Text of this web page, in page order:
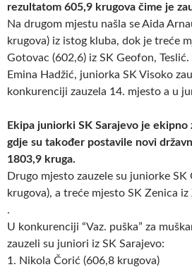
rezultatom 605,9 krugova čime je
Na drugom mjestu našla se Aida
krugova) iz istog kluba, dok je treće
Gotovac (602,6) iz SK Geofon, Teslić.
Emina Hadžić, juniorka SK Visoko
konkurenciji zauzela 14. mjesto a u
Ekipa juniorki SK Sarajevo je ekipno
gdje su također postavile novi
1803,9 kruga.
Drugo mjesto zauzele su juniorke SK
krugova), a treće mjesto SK Zenica
.
U konkurenciji “Vaz. puška” za
zauzeli su juniori iz SK Sarajevo:
1. Nikola Čorić (606,8 krugova)